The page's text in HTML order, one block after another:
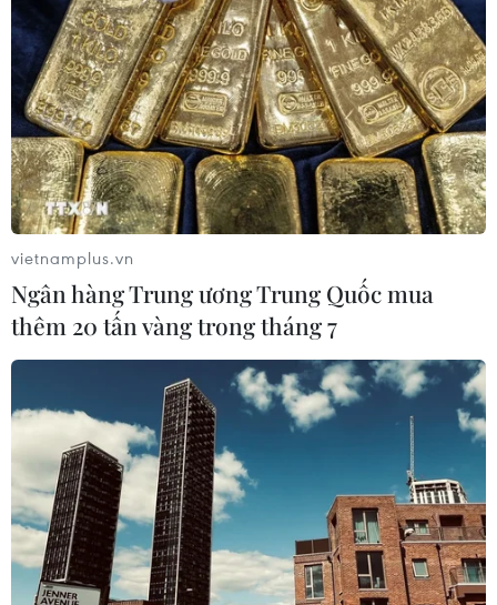
TIN CÙNG CHUYÊN MỤC
Campuchia nỗ lực bảo tồn động vật
vietnamplus.vn
Ngân hàng Trung ương Trung Quốc mua
thêm 20 tấn vàng trong tháng 7